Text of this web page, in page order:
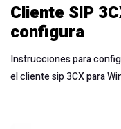
Cliente SIP
configura
Instrucciones para
el cliente sip 3CX para